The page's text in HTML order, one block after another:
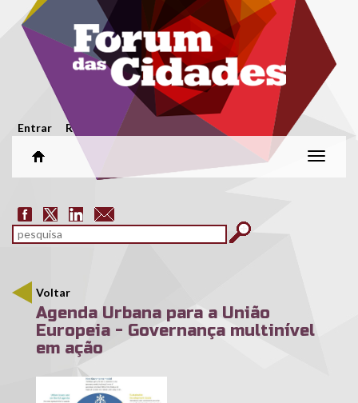
Passar para o conteúdo principal
Menu secundário
Entrar Registar
Alterar
Formulário de pesquisa
pesquisar
Voltar
Agenda Urbana para a União
Europeia - Governança multinível
em ação
uaeu_10_main_achievements.jpg